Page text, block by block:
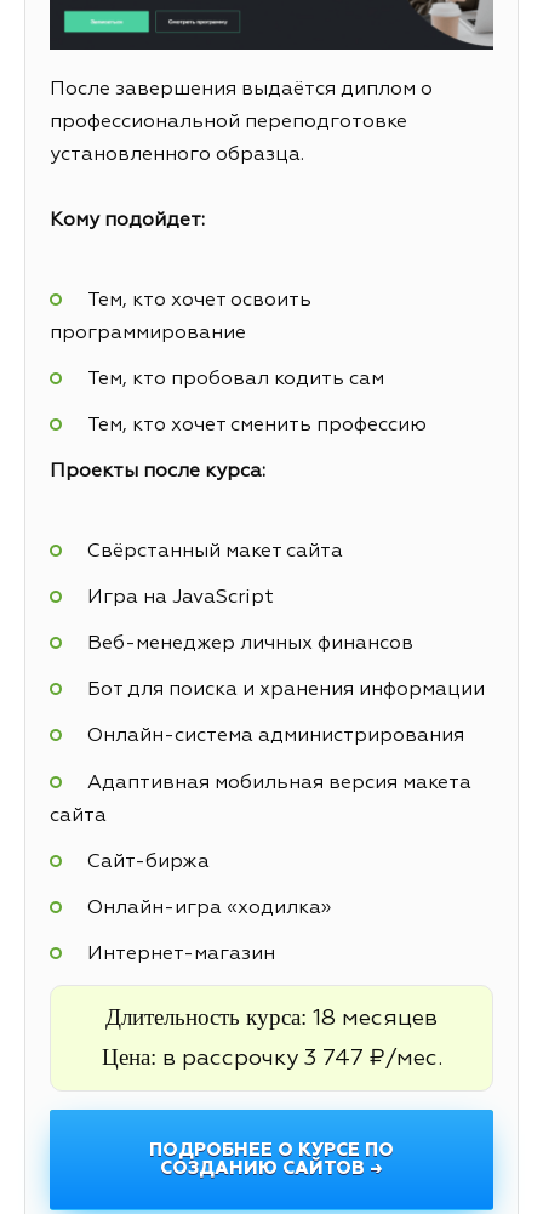
После завершения выдаётся диплом о
профессиональной переподготовке
установленного образца.
Кому подойдет:
Тем, кто хочет освоить
программирование
Тем, кто пробовал кодить сам
Тем, кто хочет сменить профессию
Проекты после курса:
Свёрстанный макет сайта
Игра на JavaScript
Веб-менеджер личных финансов
Бот для поиска и хранения информации
Онлайн-система администрирования
Адаптивная мобильная версия макета
сайта
Cайт-биржа
Онлайн-игра «ходилка»
Интернет-магазин
Длительность курса: 18 месяцев
Цена: в рассрочку 3 747 ₽/мес.
ПОДРОБНЕЕ О КУРСЕ ПО
СОЗДАНИЮ САЙТОВ →